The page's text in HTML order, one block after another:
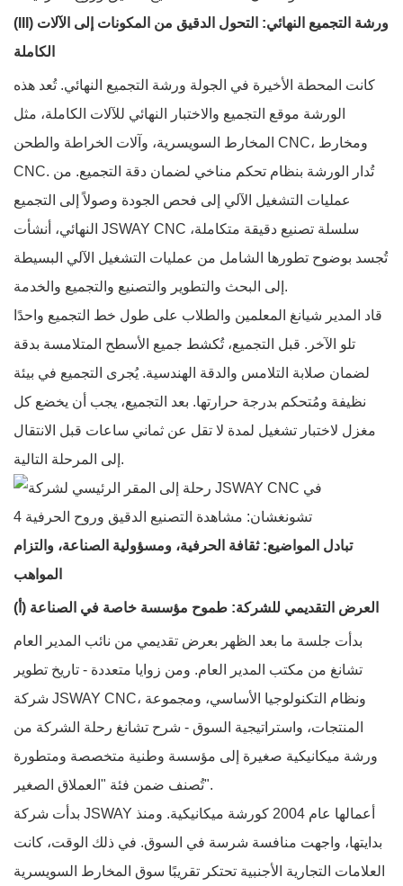
(III) ورشة التجميع النهائي: التحول الدقيق من المكونات إلى الآلات
الكاملة
كانت المحطة الأخيرة في الجولة ورشة التجميع النهائي. تُعد هذه
الورشة موقع التجميع والاختبار النهائي للآلات الكاملة، مثل
المخارط السويسرية، وآلات الخراطة والطحن CNC، ومخارط
CNC. تُدار الورشة بنظام تحكم مناخي لضمان دقة التجميع. من
عمليات التشغيل الآلي إلى فحص الجودة وصولاً إلى التجميع
النهائي، أنشأت JSWAY CNC سلسلة تصنيع دقيقة متكاملة،
تُجسد بوضوح تطورها الشامل من عمليات التشغيل الآلي البسيطة
إلى البحث والتطوير والتصنيع والتجميع والخدمة.
قاد المدير شيانغ المعلمين والطلاب على طول خط التجميع واحدًا
تلو الآخر. قبل التجميع، تُكشط جميع الأسطح المتلامسة بدقة
لضمان صلابة التلامس والدقة الهندسية. يُجرى التجميع في بيئة
نظيفة ومُتحكم بدرجة حرارتها. بعد التجميع، يجب أن يخضع كل
مغزل لاختبار تشغيل لمدة لا تقل عن ثماني ساعات قبل الانتقال
إلى المرحلة التالية.
تبادل المواضيع: ثقافة الحرفية، ومسؤولية الصناعة، والتزام
المواهب
(أ) العرض التقديمي للشركة: طموح مؤسسة خاصة في الصناعة
بدأت جلسة ما بعد الظهر بعرض تقديمي من نائب المدير العام
تشانغ من مكتب المدير العام. ومن زوايا متعددة - تاريخ تطوير
شركة JSWAY CNC، ونظام التكنولوجيا الأساسي، ومجموعة
المنتجات، واستراتيجية السوق - شرح تشانغ رحلة الشركة من
ورشة ميكانيكية صغيرة إلى مؤسسة وطنية متخصصة ومتطورة
تُصنف ضمن فئة "العملاق الصغير".
بدأت شركة JSWAY أعمالها عام 2004 كورشة ميكانيكية. ومنذ
بدايتها، واجهت منافسة شرسة في السوق. في ذلك الوقت، كانت
العلامات التجارية الأجنبية تحتكر تقريبًا سوق المخارط السويسرية